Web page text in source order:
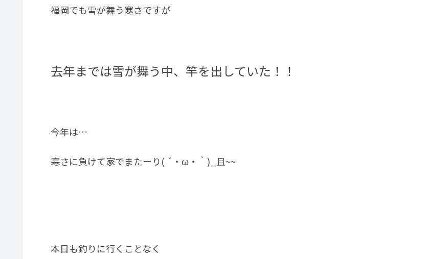
福岡でも雪が舞う寒さですが
去年までは雪が舞う中、竿を出していた！！
今年は…
寒さに負けて家でまたーり( ´・ω・｀)_且~~
本日も釣りに行くことなく